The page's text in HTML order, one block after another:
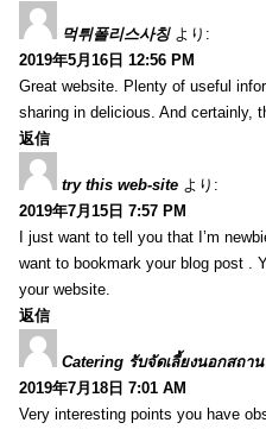
먹튀폴리스사칭 より:
2019年5月16日 12:56 PM
Great website. Plenty of useful
sharing in delicious. And certainly,
返信
try this web-site より:
2019年7月15日 7:57 PM
I just want to tell you that I’m
want to bookmark your blog post .
your website.
返信
Catering รับจัดเลี้ยงนอกสถา
2019年7月18日 7:01 AM
Very interesting points you have